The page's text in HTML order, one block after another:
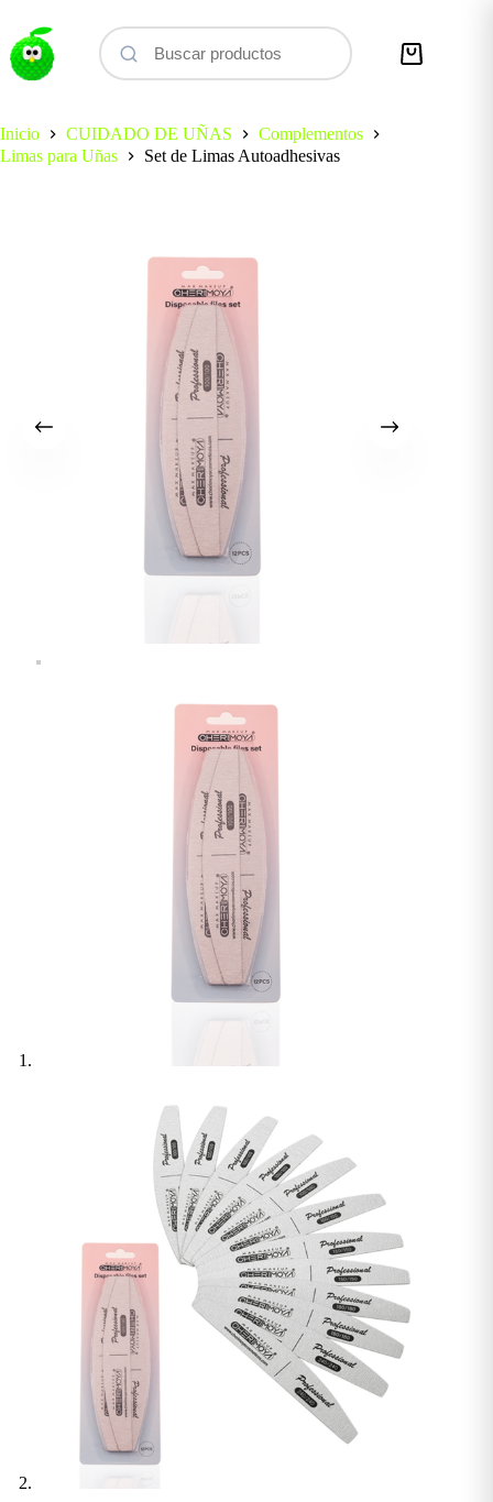
contenido
Carro
Inicio
CUIDADO DE UÑAS
Complementos
Limas para Uñas
Set de Limas Autoadhesivas